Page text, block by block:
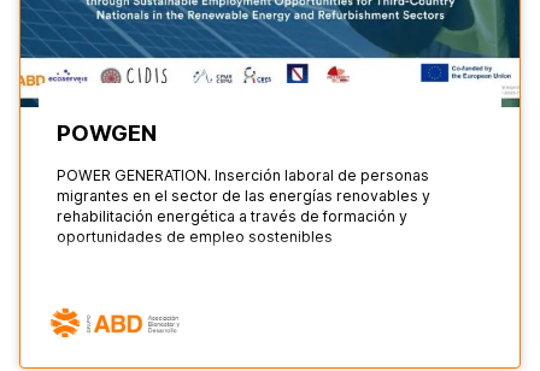
POWGEN
POWER GENERATION. Inserción laboral de personas
migrantes en el sector de las energías renovables y
rehabilitación energética a través de formación y
oportunidades de empleo sostenibles